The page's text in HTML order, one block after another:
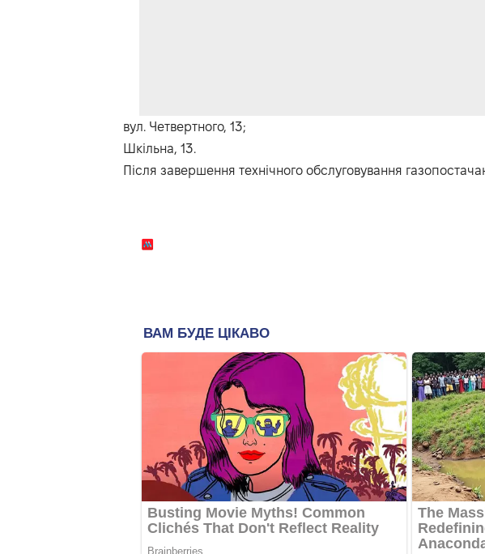
вул. Четвертного, 13;
Шкільна, 13.
Після завершення технічного обслуговування